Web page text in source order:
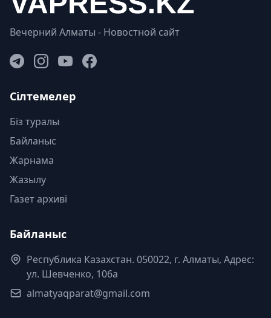
Вечерний Алматы - Новостной сайт
Сілтемелер
Біз туралы
Байланыс
Жарнама
Жазылу
Газет архиві
Байланыс
Республика Казахстан. 050022, г. Алматы, Адрес:
ул. Шевченко, 106а
almatyaqparat@gmail.com